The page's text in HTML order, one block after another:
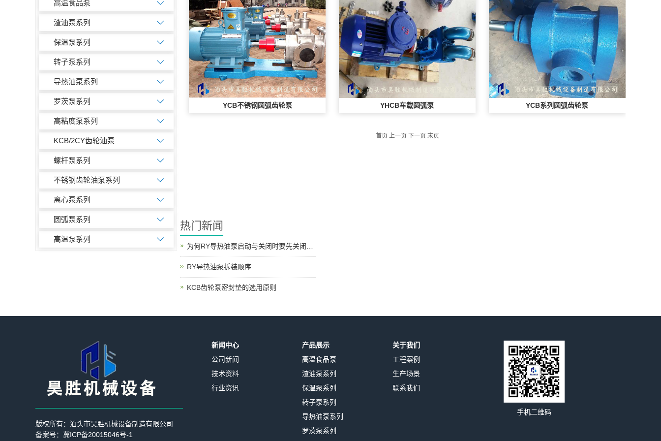
高温食品泵
渣油泵系列
保温泵系列
转子泵系列
导热油泵系列
罗茨泵系列
高粘度泵系列
KCB/2CY齿轮油泵
螺杆泵系列
不锈钢齿轮油泵系列
离心泵系列
圆弧泵系列
高温泵系列
YCB不锈钢圆弧齿轮泵 YHCB车载圆弧泵 YCB系列圆弧齿轮泵
首页 上一页 下一页 末页
热门新闻
RY导热油泵拆装顺序
KCB齿轮泵密封垫的选用原则
版权所有：泊头市昊胜机械设备制造有限公司
备案号： 冀ICP备20015046号-1
新闻中心
公司新闻
技术资料
行业资讯
产品展示
高温食品泵
渣油泵系列
保温泵系列
转子泵系列
导热油泵系列
罗茨泵系列
关于我们
工程案例
生产场景
联系我们
手机二维码